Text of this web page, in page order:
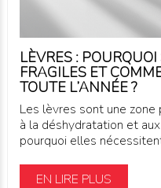
LÈVRES :
FRAGILES ET
TOUTE L’ANNÉE ?
Les lèvres sont une
à la déshydratation et
pourquoi elles
EN LIRE PLUS